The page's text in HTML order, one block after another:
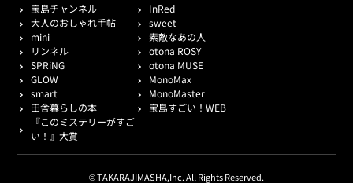
宝島チャンネル
InRed
大人のおしゃれ手帖
sweet
mini
素敵なあの人
リンネル
otona ROSY
SPRiNG
otona MUSE
GLOW
MonoMax
smart
MonoMaster
田舎暮らしの本
宝島すごい！WEB
『このミステリーがすご
い！』大賞
© TAKARAJIMASHA,Inc. All Rights Reserved.